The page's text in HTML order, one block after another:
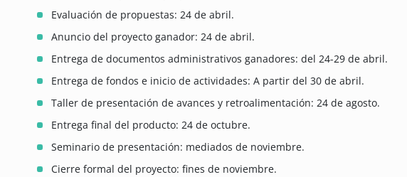
Evaluación de propuestas: 24 de abril.
Anuncio del proyecto ganador: 24 de abril.
Entrega de documentos administrativos ganadores: del 24-29 de abril.
Entrega de fondos e inicio de actividades: A partir del 30 de abril.
Taller de presentación de avances y retroalimentación: 24 de agosto.
Entrega final del producto: 24 de octubre.
Seminario de presentación: mediados de noviembre.
Cierre formal del proyecto: fines de noviembre.